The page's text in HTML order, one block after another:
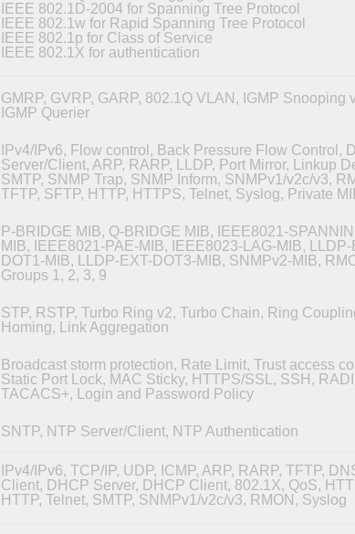
IEEE 802.1D-2004 for Spanning Tree Protocol
IEEE 802.1w for Rapid Spanning Tree Protocol
IEEE 802.1p for Class of Service
IEEE 802.1X for authentication
GMRP, GVRP, GARP, 802.1Q VLAN, IGMP Snooping
IGMP Querier
IPv4/IPv6, Flow control, Back Pressure Flow Control,
Server/Client, ARP, RARP, LLDP, Port Mirror, Linkup
SMTP, SNMP Trap, SNMP Inform, SNMPv1/v2c/v3,
TFTP, SFTP, HTTP, HTTPS, Telnet, Syslog, Private
P-BRIDGE MIB, Q-BRIDGE MIB, IEEE8021-
MIB, IEEE8021-PAE-MIB, IEEE8023-LAG-MIB, LLDP-
DOT1-MIB, LLDP-EXT-DOT3-MIB, SNMPv2-MIB,
Groups 1, 2, 3, 9
STP, RSTP, Turbo Ring v2, Turbo Chain, Ring
Homing, Link Aggregation
Broadcast storm protection, Rate Limit, Trust access
Static Port Lock, MAC Sticky, HTTPS/SSL, SSH,
TACACS+, Login and Password Policy
SNTP, NTP Server/Client, NTP Authentication
IPv4/IPv6, TCP/IP, UDP, ICMP, ARP, RARP, TFTP,
Client, DHCP Server, DHCP Client, 802.1X, QoS,
HTTP, Telnet, SMTP, SNMPv1/v2c/v3, RMON, Syslog